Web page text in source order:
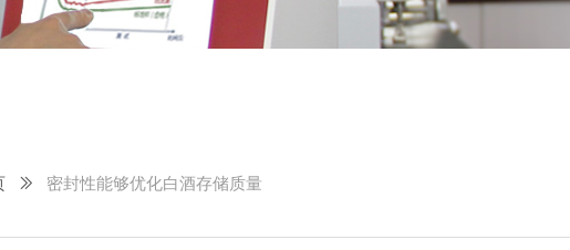
ꅀ 密封性能够优化白酒存储质量